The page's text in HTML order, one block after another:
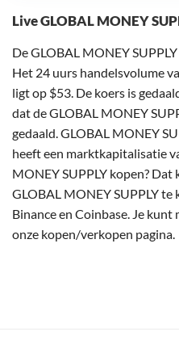
Live GLOBAL MONEY
De GLOBAL MONEY
Het 24 uurs handelsvolume
ligt op $53. De koers is
dat de GLOBAL MONEY
gedaald. GLOBAL MONEY
heeft een marktkapitalisatie
MONEY SUPPLY kopen? Dat
GLOBAL MONEY SUPPLY
Binance en Coinbase. Je
onze kopen/verkopen pagina.